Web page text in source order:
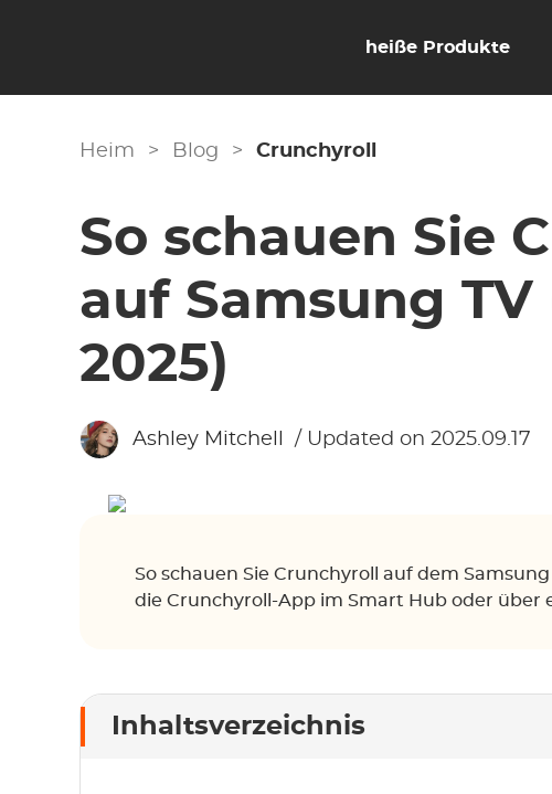
heiße Produkte
Heim > Blog > Crunchyroll
So schauen Sie
auf Samsung
2025)
Ashley Mitchell / Updated on 2025.09.17
So schauen Sie Crunchyroll auf dem
die Crunchyroll-App im Smart Hub oder über
Inhaltsverzeichnis